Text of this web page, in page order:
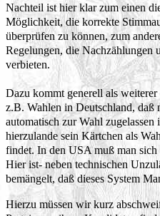
Nachteil ist hier klar zum einen
Möglichkeit, die korrekte
überprüfen zu können, zum
Regelungen, die Nachzählungen
verbieten.
Dazu kommt generell als
z.B. Wahlen in Deutschland, daß
automatisch zur Wahl
hierzulande sein Kärtchen als
findet. In den USA muß man sich
Hier ist- neben technischen
bemängelt, daß dieses System
Hierzu müssen wir kurz